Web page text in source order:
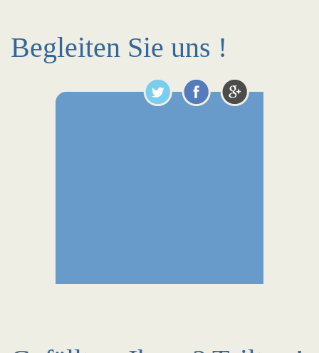
Begleiten Sie uns !